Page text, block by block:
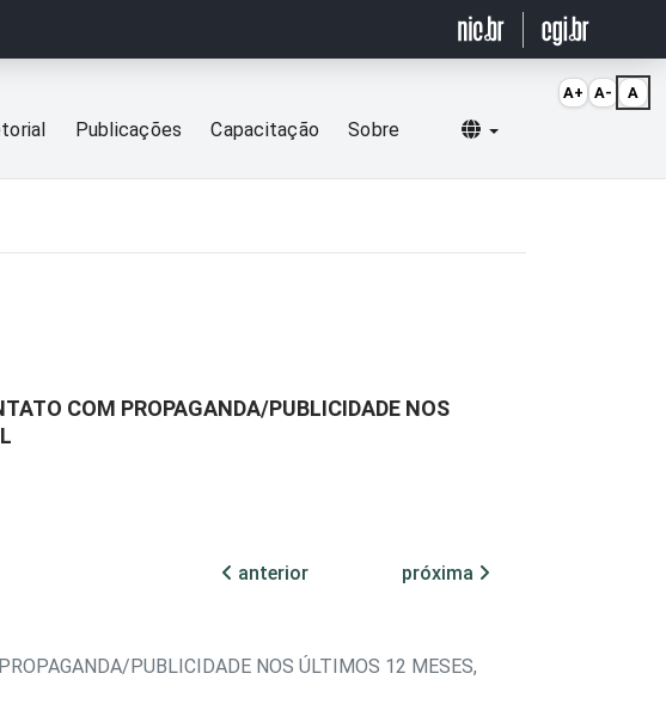
Publicações Capacitação Sobre Selecionar idioma
COM PROPAGANDA/PUBLICIDADE NOS
anterior
próxima
PUBLICIDADE NOS ÚLTIMOS 12 MESES,
A+ A- A